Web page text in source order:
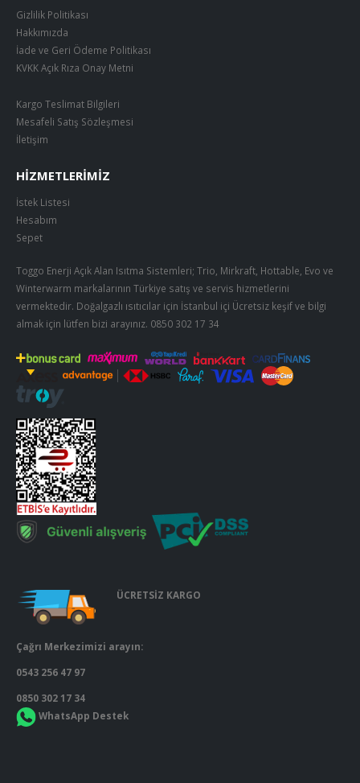
Gizlilik Politikası
Hakkımızda
İade ve Geri Ödeme Politikası
KVKK Açık Rıza Onay Metni
Kargo Teslimat Bilgileri
Mesafeli Satış Sözleşmesi
İletişim
HIZMETLERIMIZ
İstek Listesi
Hesabım
Sepet
Toggo Enerji Açık Alan Isıtma Sistemleri; Trio, Mirkraft, Hottable, Evo ve
Winterwarm markalarının Türkiye satış ve servis hizmetlerini
vermektedir. Doğalgazlı ısıtıcılar için İstanbul içi Ücretsiz keşif ve bilgi
almak için lütfen bizi arayınız. 0850 302 17 34
ÜCRETSİZ KARGO
Çağrı Merkezimizi arayın:
0543 256 47 97
0850 302 17 34
WhatsApp Destek